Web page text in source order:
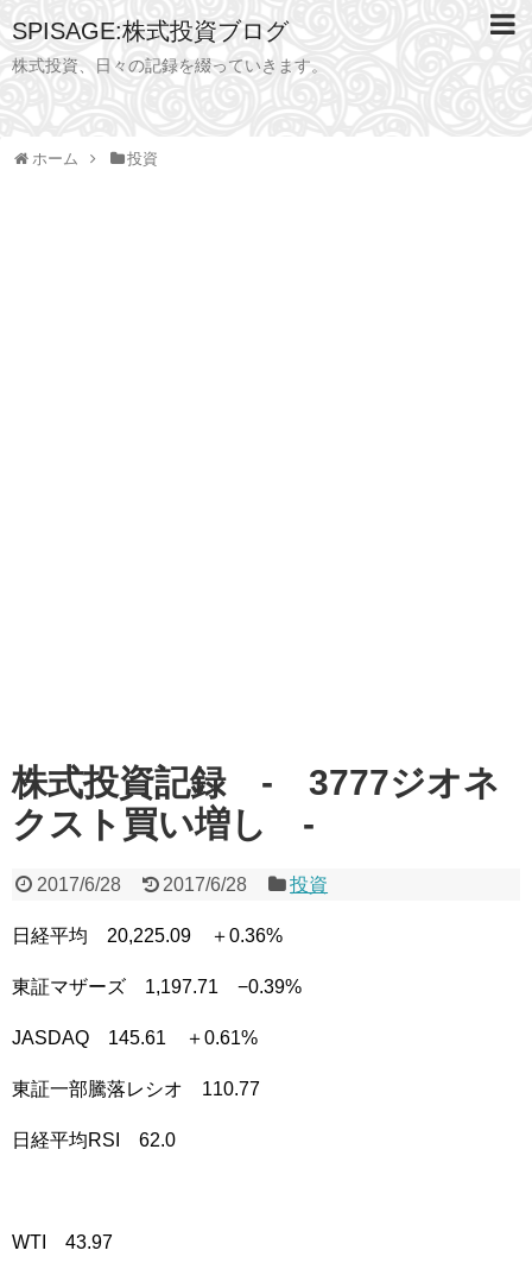
SPISAGE:株式投資ブログ
株式投資、日々の記録を綴っていきます。
ホーム 投資
株式投資記録 - 3777ジオネ
クスト買い増し -
2017/6/28 2017/6/28 投資
日経平均 20,225.09 ＋0.36%
東証マザーズ 1,197.71 −0.39%
JASDAQ 145.61 ＋0.61%
東証一部騰落レシオ 110.77
日経平均RSI 62.0
WTI 43.97